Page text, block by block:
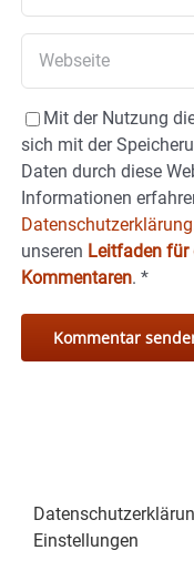
Mit der Nutzung
sich mit der
Daten durch diese
Informationen
unseren Leitfaden für
Kommentaren. *
Einstellungen